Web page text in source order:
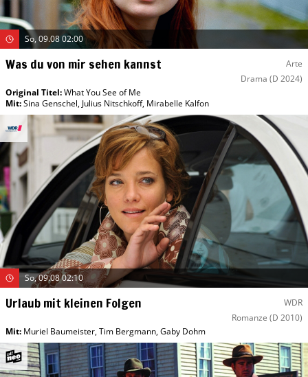
So, 09.08 02:00
Was du von mir sehen kannst
Arte
Drama (D 2024)
Original Titel:What You See of Me
Mit:Sina Genschel, Julius Nitschkoff, Mirabelle Kalfon
So, 09.08 02:10
Urlaub mit kleinen Folgen
WDR
Romanze (D 2010)
Mit: Muriel Baumeister,Tim Bergmann,Gaby Dohm